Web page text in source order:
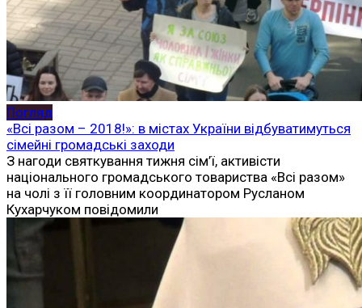
Погляд
«Всі разом – 2018!»: в містах України відбуватимуться
сімейні громадські заходи
З нагоди святкування тижня сім’ї, активісти
національного громадського товариства «Всі разом»
на чолі з її головним координатором Русланом
Кухарчуком повідомили